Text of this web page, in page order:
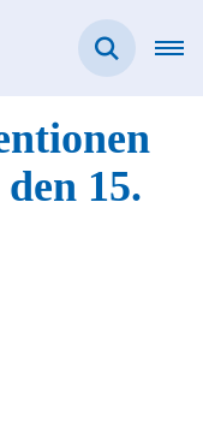
15.